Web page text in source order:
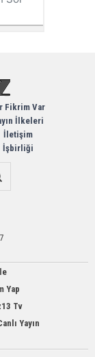
Fikrim Var
İlkeleri
İletişim
İşbirliği
Yap
Tv
Yayın